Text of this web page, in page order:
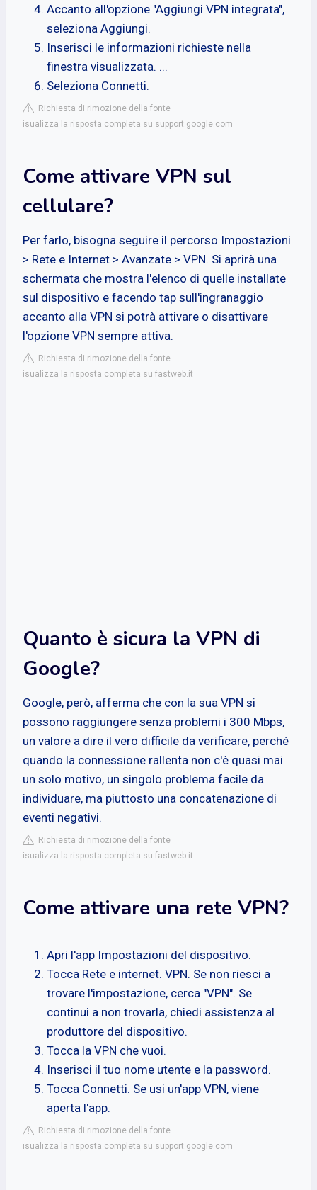
Accanto all'opzione "Aggiungi VPN integrata",
seleziona Aggiungi.
Inserisci le informazioni richieste nella
finestra visualizzata. ...
Seleziona Connetti.
Richiesta di rimozione della fonte
isualizza la risposta completa su support.google.com
Come attivare VPN sul
cellulare?
Per farlo, bisogna seguire il percorso Impostazioni
> Rete e Internet > Avanzate > VPN. Si aprirà una
schermata che mostra l'elenco di quelle installate
sul dispositivo e facendo tap sull'ingranaggio
accanto alla VPN si potrà attivare o disattivare
l'opzione VPN sempre attiva.
Richiesta di rimozione della fonte
isualizza la risposta completa su fastweb.it
Quanto è sicura la VPN di
Google?
Google, però, afferma che con la sua VPN si
possono raggiungere senza problemi i 300 Mbps,
un valore a dire il vero difficile da verificare, perché
quando la connessione rallenta non c'è quasi mai
un solo motivo, un singolo problema facile da
individuare, ma piuttosto una concatenazione di
eventi negativi.
Richiesta di rimozione della fonte
isualizza la risposta completa su fastweb.it
Come attivare una rete VPN?
Apri l'app Impostazioni del dispositivo.
Tocca Rete e internet. VPN. Se non riesci a
trovare l'impostazione, cerca "VPN". Se
continui a non trovarla, chiedi assistenza al
produttore del dispositivo.
Tocca la VPN che vuoi.
Inserisci il tuo nome utente e la password.
Tocca Connetti. Se usi un'app VPN, viene
aperta l'app.
Richiesta di rimozione della fonte
isualizza la risposta completa su support.google.com